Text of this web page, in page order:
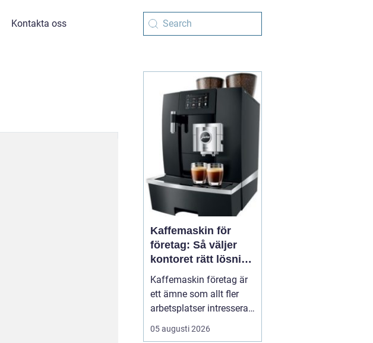
Kontakta oss
Kaffemaskin för
företag: Så väljer
kontoret rätt lösning
för kaffe på jobbet
Kaffemaskin företag är
ett ämne som allt fler
arbetsplatser intresserar
sig för när de vill höja
trivsel och effektivitet på
05 augusti 2026